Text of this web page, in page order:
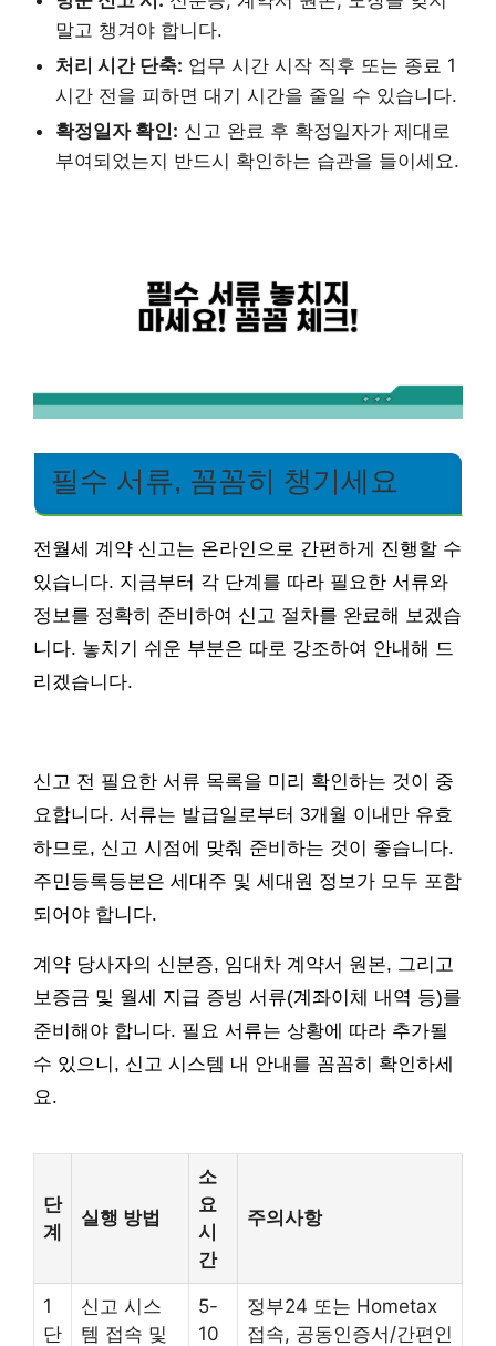
말고 챙겨야 합니다.
처리 시간 단축: 업무 시간 시작 직후 또는 종료 1
시간 전을 피하면 대기 시간을 줄일 수 있습니다.
확정일자 확인: 신고 완료 후 확정일자가 제대로
부여되었는지 반드시 확인하는 습관을 들이세요.
필수 서류, 꼼꼼히 챙기세요
전월세 계약 신고는 온라인으로 간편하게 진행할 수
있습니다. 지금부터 각 단계를 따라 필요한 서류와
정보를 정확히 준비하여 신고 절차를 완료해 보겠습
니다. 놓치기 쉬운 부분은 따로 강조하여 안내해 드
리겠습니다.
신고 전 필요한 서류 목록을 미리 확인하는 것이 중
요합니다. 서류는 발급일로부터 3개월 이내만 유효
하므로, 신고 시점에 맞춰 준비하는 것이 좋습니다.
주민등록등본은 세대주 및 세대원 정보가 모두 포함
되어야 합니다.
계약 당사자의 신분증, 임대차 계약서 원본, 그리고
보증금 및 월세 지급 증빙 서류(계좌이체 내역 등)를
준비해야 합니다. 필요 서류는 상황에 따라 추가될
수 있으니, 신고 시스템 내 안내를 꼼꼼히 확인하세
요.
단
계
실행 방법
소
요
시
간
주의사항
1
단
신고 시스
템 접속 및
5-
10
정부24 또는 Hometax
접속, 공동인증서/간편인